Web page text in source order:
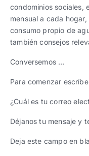
condominios sociales,
mensual a cada
consumo propio de
también consejos
Conversemos …
Para comenzar
¿Cuál es tu correo
Déjanos tu mensaje y
Deja este campo en